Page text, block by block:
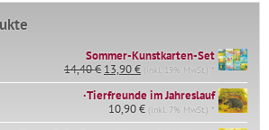
Sommer-Kunstkarten-Set
14,40€ Ursprünglicher
Preis
war:
14,40 €
13,90€Aktueller
Preis
ist:
13,90 €.
(inkl. 19% MwSt.) *
∙Tierfreunde im Jahreslauf
10,90€ (inkl. 7% MwSt.) *